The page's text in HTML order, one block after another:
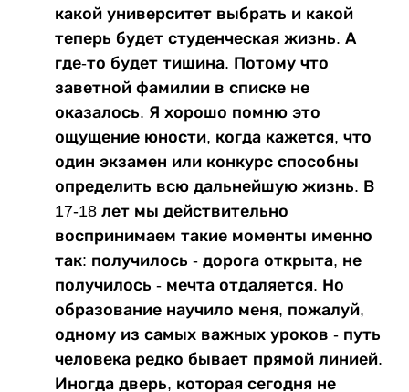
какой университет выбрать и какой
теперь будет студенческая жизнь. А
где-то будет тишина. Потому что
заветной фамилии в списке не
оказалось. Я хорошо помню это
ощущение юности, когда кажется, что
один экзамен или конкурс способны
определить всю дальнейшую жизнь. В
17-18 лет мы действительно
воспринимаем такие моменты именно
так: получилось - дорога открыта, не
получилось - мечта отдаляется. Но
образование научило меня, пожалуй,
одному из самых важных уроков - путь
человека редко бывает прямой линией.
Иногда дверь, которая сегодня не